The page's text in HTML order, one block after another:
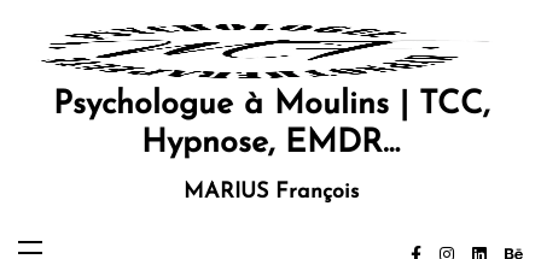
contenu
Psychologue à Moulins | TCC,
Hypnose, EMDR…
MARIUS François